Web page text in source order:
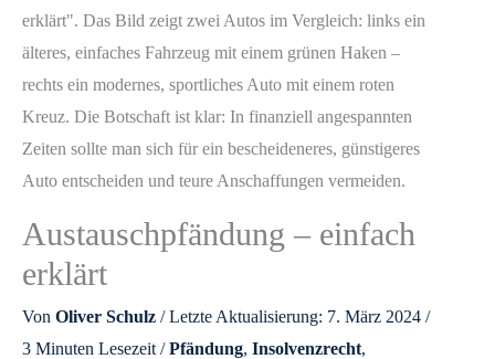
Austauschpfändung – einfach
erklärt
Von Oliver Schulz / Letzte Aktualisierung: 7. März 2024 /
3 Minuten Lesezeit/Pfändung, Insolvenzrecht,